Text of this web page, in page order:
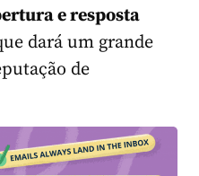
e resposta
dará um grande
de